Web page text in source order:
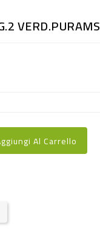
VERD.PURAMS
Al Carrello